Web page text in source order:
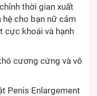
thời gian xuất
cho bạn nữ cảm
cực khoái và hạnh
cương cứng và vô
Penis Enlargement